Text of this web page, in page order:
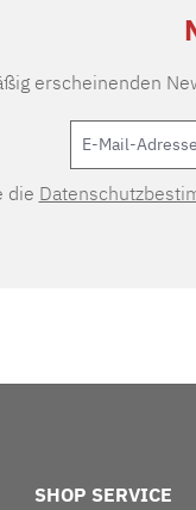
erscheinenden
die
SHOP SERVICE